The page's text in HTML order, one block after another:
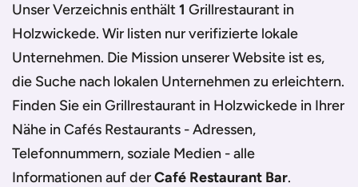
Unser Verzeichnis enthält1 Grillrestaurant in
Holzwickede. Wir listen nur verifizierte lokale
Unternehmen. Die Mission unserer Website ist es,
die Suche nach lokalen Unternehmen zu erleichtern.
Finden Sie einGrillrestaurant in Holzwickede in Ihrer
Nähe in Cafés Restaurants - Adressen,
Telefonnummern, soziale Medien - alle
Informationen auf derCafé Restaurant Bar.